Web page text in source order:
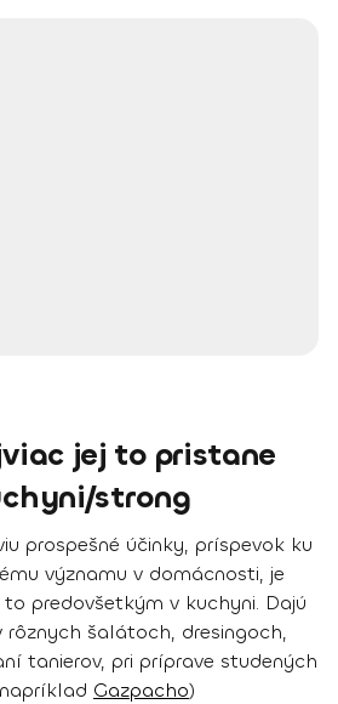
jej to pristane
strong
prospešné účinky, príspevok ku
významu v domácnosti, je
predovšetkým v kuchyni. Dajú
rôznych šalátoch, dresingoch,
tanierov, pri príprave studených
Gazpacho)